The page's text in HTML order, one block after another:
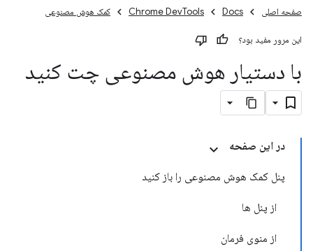
صفحه اصلی Docs
Chrome DevTools کمک هوش مصنوعی
این مرور مفید بود؟
با دستیار هوش مصنوعی چت کنید
در این صفحه
پنل کمک هوش مصنوعی را باز کنید
از پنل ها
از منوی فرمان